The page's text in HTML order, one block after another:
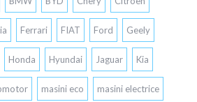
Ferrari FIAT Ford Geely
Honda Hyundai Jaguar Kia
masini eco masini electrice